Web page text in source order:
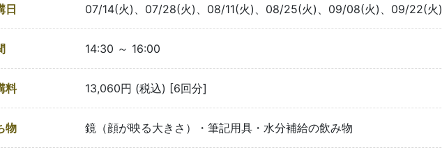
日 07/14(火)、07/28(火)、08/11(火)、08/25(火)、09/08(火)、09/22(火)
14:30 ～ 16:00
料 13,060円 (税込) [6回分]
物 鏡（顔が映る大きさ）・筆記用具・水分補給の飲み物